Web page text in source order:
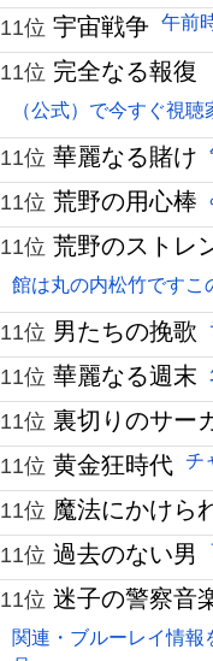
11位 宇宙戦争 午前
11位 完全なる報復
（公式）で今すぐ視
11位 華麗なる賭け
11位 荒野の用心棒
11位 荒野のストレ
館は丸の内松竹ですこ
11位 男たちの挽歌
11位 華麗なる週末
11位 裏切りのサー
11位 黄金狂時代 チ
11位 魔法にかけら
11位 過去のない男
11位 迷子の警察音
関連・ブルーレイ情